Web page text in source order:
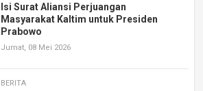
Isi Surat Aliansi Perjuangan
Masyarakat Kaltim untuk Presiden
Prabowo
Jumat, 08 Mei 2026
BERITA